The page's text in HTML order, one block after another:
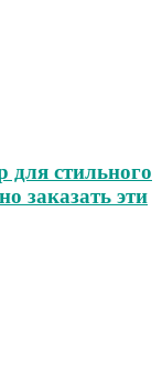
стильного
заказать эти